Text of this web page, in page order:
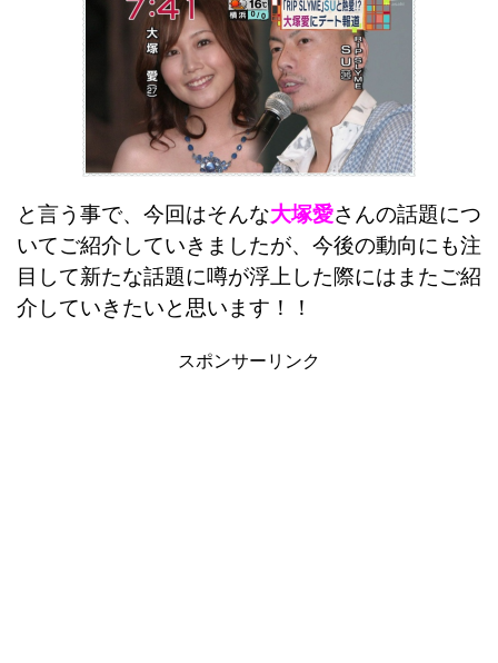
と言う事で、今回はそんな大塚愛さんの話題につ
いてご紹介していきましたが、今後の動向にも注
目して新たな話題に噂が浮上した際にはまたご紹
介していきたいと思います！！
スポンサーリンク